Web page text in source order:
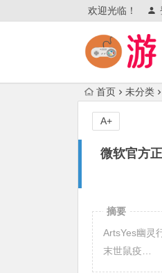
欢迎光临！
首页 未分类
微软官方
A+
摘要
ArtsYes幽灵
末世鼠疫…